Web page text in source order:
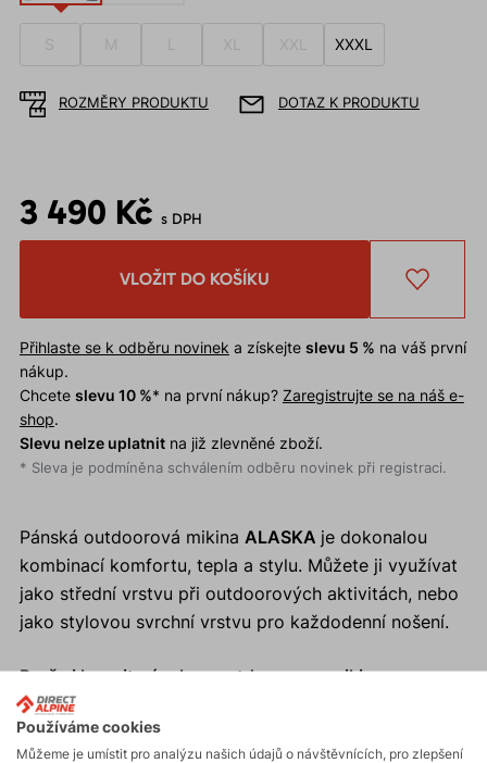
S M XL XXL XXXL
ROZMĚRY PRODUKTU DOTAZ K PRODUKTU
3 490 Kč s DPH
VLOŽIT DO KOŠÍKU
Přihlaste se k odběru novinek a získejte slevu 5 % na váš první
nákup.
Chcete slevu 10 %* na první nákup? Zaregistrujte se na náš e-
shop.
Slevu nelze uplatnitna již zlevněné zboží.
* Sleva je podmíněna schválením odběru novinek při registraci.
Pánská outdoorová mikina ALASKA je dokonalou
kombinací komfortu, tepla a stylu. Můžete ji využívat
jako střední vrstvu při outdoorových aktivitách, nebo
jako stylovou svrchní vrstvu pro každodenní nošení.
Proč si koupit pánskou outdoorovou mikinu
ALASKA?
Vysoká výhřevnost a komfort při nošení.
Používáme cookies
Můžeme je umístit pro analýzu našich údajů o návštěvnících, pro zlepšení